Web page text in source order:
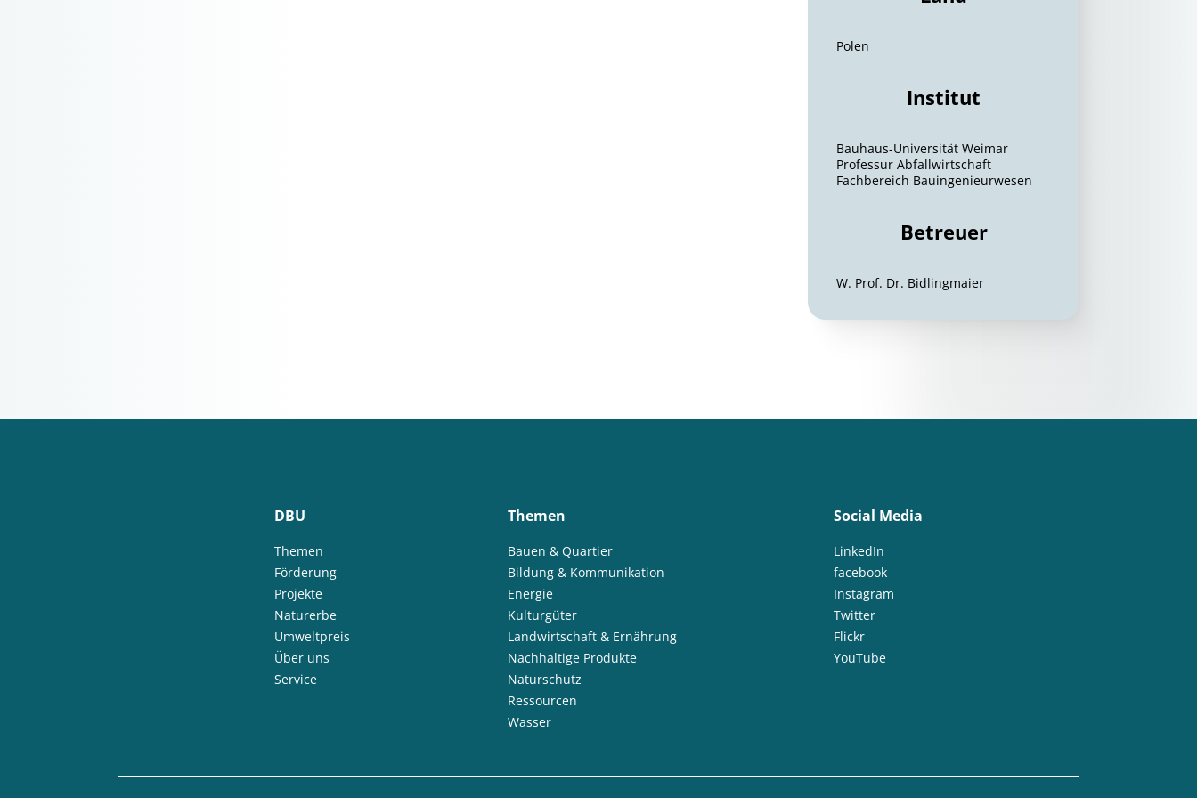
Polen
Institut
Bauhaus-Universität Weimar
Professur Abfallwirtschaft
Fachbereich Bauingenieurwesen
Betreuer
W. Prof. Dr. Bidlingmaier
DBU
Themen
Förderung
Projekte
Naturerbe
Umweltpreis
Über uns
Service
Themen
Bauen & Quartier
Bildung & Kommunikation
Energie
Kulturgüter
Landwirtschaft & Ernährung
Nachhaltige Produkte
Naturschutz
Ressourcen
Wasser
Social Media
LinkedIn
facebook
Instagram
Twitter
Flickr
YouTube